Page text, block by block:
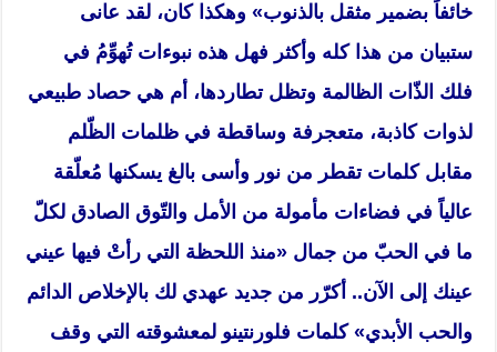
خائفاً بضمير مثقل بالذنوب» وهكذا كان، لقد عانى
ستبيان من هذا كله وأكثر فهل هذه نبوءات تُهوِّمُ في
فلك الذّات الظالمة وتظل تطاردها، أم هي حصاد طبيعي
لذوات كاذبة، متعجرفة وساقطة في ظلمات الظّلم
مقابل كلمات تقطر من نور وأسى بالغ يسكنها مُعلّقة
عالياً في فضاءات مأمولة من الأمل والتّوق الصادق لكلّ
ما في الحبّ من جمال «منذ اللحظة التي رأتْ فيها عيني
عينك إلى الآن.. أكرّر من جديد عهدي لك بالإخلاص الدائم
والحب الأبدي» كلمات فلورنتينو لمعشوقته التي وقف